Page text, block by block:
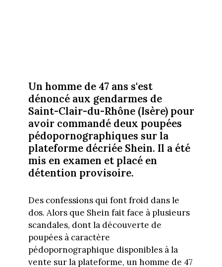
Un homme de 47 ans s'est
dénoncé aux gendarmes de
Saint-Clair-du-Rhône (Isère) pour
avoir commandé deux poupées
pédopornographiques sur la
plateforme décriée Shein. Il a été
mis en examen et placé en
détention provisoire.
Des confessions qui font froid dans le
dos. Alors que Shein fait face à plusieurs
scandales, dont la découverte de
poupées à caractère
pédopornographique disponibles à la
vente sur la plateforme, un homme de 47